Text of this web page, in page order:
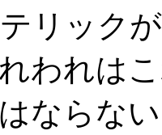
リック
われは
ならな